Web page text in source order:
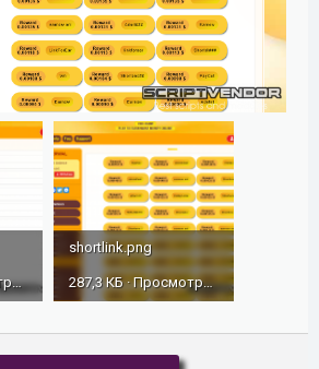
170,9 КБ · Просмотры: 145
shortlink.png
287,3 КБ · Просмотры: 142